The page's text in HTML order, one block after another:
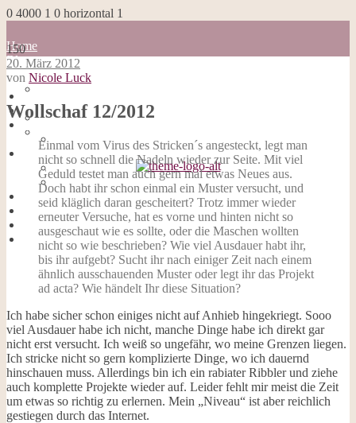
0 4000 1 0 horizontal 1
Home
Blog
about me
Impressum
Datenschutzerklärung
Galerie
Opal-Abos
Strickblogs
Hörbücher
150
Home
Blog
about me
100 Dinge
Impressum
Datenschutzerklärung
Cookies
Galerie
Opal-Abos
Strickblogs
Hörbücher
20. März 2012
von Nicole Luck
Wollschaf 12/2012
Einmal vom Virus des Stricken´s angesteckt, legt man
nicht so schnell die Nadeln wieder zur Seite. Mit viel
Geduld testet man auch gern mal etwas Neues aus.
Doch habt ihr schon einmal ein Muster versucht, und
seid kläglich daran gescheitert? Trotz immer wieder
erneuter Versuche, hat es vorne und hinten nicht so
ausgeschaut wie es sollte, oder die Maschen wollten
nicht so wie beschrieben? Wie viel Ausdauer habt ihr,
bis ihr aufgebt? Sucht ihr nach einiger Zeit nach einem
ähnlich ausschauenden Muster oder legt ihr das Projekt
ad acta? Wie händelt Ihr diese Situation?
Ich habe sicher schon einiges nicht auf Anhieb hingekriegt. Sooo
viel Ausdauer habe ich nicht, manche Dinge habe ich direkt gar
nicht erst versucht. Ich weiß so ungefähr, wo meine Grenzen liegen.
Ich stricke nicht so gern komplizierte Dinge, wo ich dauernd
hinschauen muss. Allerdings bin ich ein rabiater Ribbler und ziehe
auch komplette Projekte wieder auf. Leider fehlt mir meist die Zeit
um etwas so richtig zu erlernen. Mein „Niveau“ ist aber reichlich
gestiegen durch das Internet.